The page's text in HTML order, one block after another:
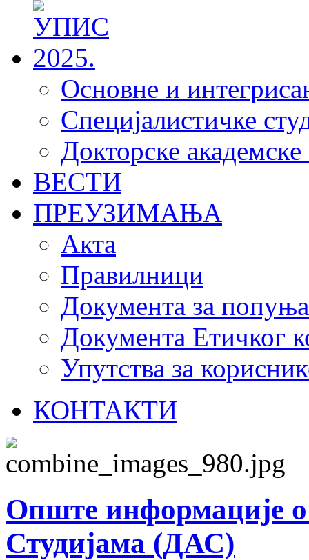
Основне и
Специјалистичке
Докторске академске
ВЕСТИ
ПРЕУЗИМАЊА
Акта
Правилници
Документа за
Документа Етичког
Упутства за
КОНТАКТИ
Опште информације
Студијама (ДАС)